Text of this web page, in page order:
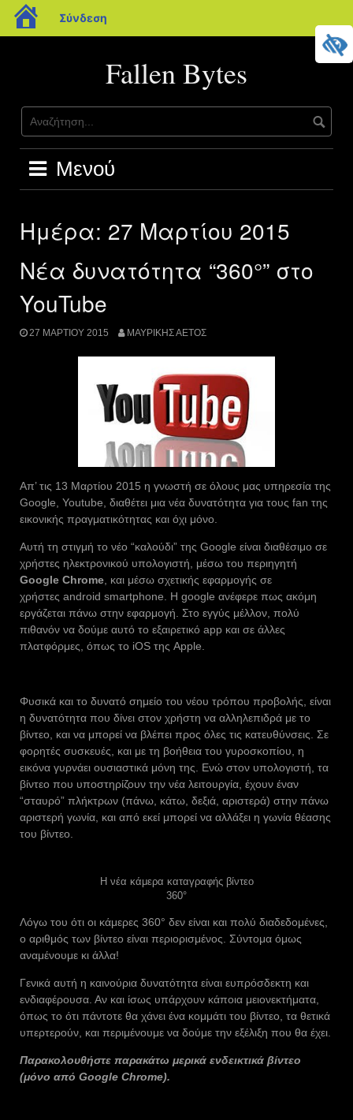
blogs.sch.gr
Σύνδεση
Fallen Bytes
Μενού
Ημέρα: 27 Μαρτίου 2015
Νέα δυνατότητα “360°” στο
YouTube
27 ΜΑΡΤΊΟΥ 2015 ΜΑΥΡΊΚΗΣ ΑΕΤΌΣ
Απ’ τις 13 Μαρτίου 2015 η γνωστή σε όλους μας υπηρεσία της
Google, Youtube, διαθέτει μια νέα δυνατότητα για τους fan της
εικονικής πραγματικότητας και όχι μόνο.
Αυτή τη στιγμή το νέο “καλούδι” της Google είναι διαθέσιμο σε
χρήστες ηλεκτρονικού υπολογιστή, μέσω του περιηγητή
Google Chrome , και μέσω σχετικής εφαρμογής σε
χρήστες android smartphone. Η google ανέφερε πως ακόμη
εργάζεται πάνω στην εφαρμογή. Στο εγγύς μέλλον, πολύ
πιθανόν να δούμε αυτό το εξαιρετικό app και σε άλλες
πλατφόρμες, όπως το iOS της Apple.
Φυσικά και το δυνατό σημείο του νέου τρόπου προβολής, είναι
η δυνατότητα που δίνει στον χρήστη να αλληλεπιδρά με το
βίντεο, και να μπορεί να βλέπει προς όλες τις κατευθύνσεις. Σε
φορητές συσκευές, και με τη βοήθεια του γυροσκοπίου, η
εικόνα γυρνάει ουσιαστικά μόνη της. Ενώ στον υπολογιστή, τα
βίντεο που υποστηρίζουν την νέα λειτουργία, έχουν έναν
“σταυρό” πλήκτρων (πάνω, κάτω, δεξιά, αριστερά) στην πάνω
αριστερή γωνία, και από εκεί μπορεί να αλλάξει η γωνία θέασης
του βίντεο.
Η νέα κάμερα καταγραφής βίντεο
360°
Λόγω του ότι οι κάμερες 360° δεν είναι και πολύ διαδεδομένες,
ο αριθμός των βίντεο είναι περιορισμένος. Σύντομα όμως
αναμένουμε κι άλλα!
Γενικά αυτή η καινούρια δυνατότητα είναι ευπρόσδεκτη και
ενδιαφέρουσα. Αν και ίσως υπάρχουν κάποια μειονεκτήματα,
όπως το ότι πάντοτε θα χάνει ένα κομμάτι του βίντεο, τα θετικά
υπερτερούν, και περιμένουμε να δούμε την εξέλιξη που θα έχει.
Παρακολουθήστε παρακάτω μερικά ενδεικτικά βίντεο
(μόνο από Google Chrome).